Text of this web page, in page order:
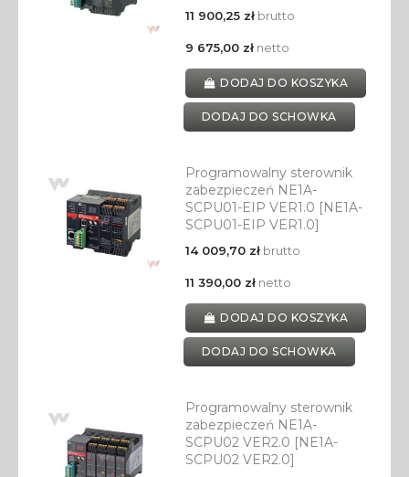
11 900,25 złbrutto
9 675,00 złnetto
DODAJ DO KOSZYKA
DODAJ DO SCHOWKA
Programowalny sterownik
zabezpieczeń NE1A-
SCPU01-EIP VER1.0 [NE1A-
SCPU01-EIP VER1.0]
14 009,70 złbrutto
11 390,00 złnetto
DODAJ DO KOSZYKA
DODAJ DO SCHOWKA
Programowalny sterownik
zabezpieczeń NE1A-
SCPU02 VER2.0 [NE1A-
SCPU02 VER2.0]